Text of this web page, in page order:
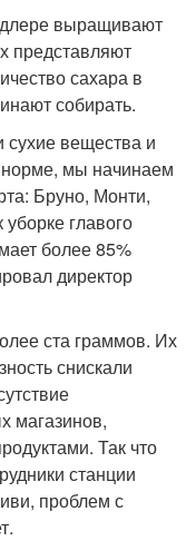
выращивают
представляют
сахара в
собирать.
сухие вещества и
норме, мы начинаем
Бруно, Монти,
главого
более 85%
директор
ста граммов. Их
снискали
магазинов,
Так что
станции
проблем с